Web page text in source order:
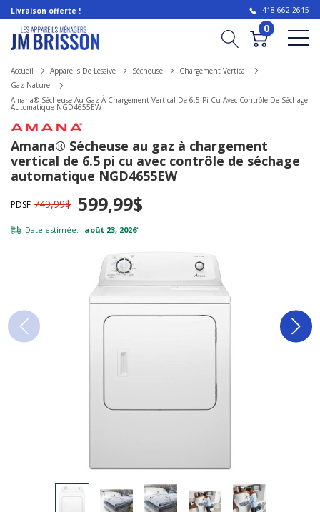
Livraison offerte ! 418 662-2615
0
Accueil Appareils De Lessive Sécheuse
Chargement Vertical
Gaz Naturel
Amana® Sécheuse Au Gaz À Chargement Vertical De 6.5 Pi Cu Avec Contrôle De Séchage
Automatique NGD4655EW
Amana® Sécheuse au gaz à chargement
vertical de 6.5 pi cu avec contrôle de séchage
automatique NGD4655EW
PDSF 749,99$ 599,99$
Date estimée: août 23, 2026*